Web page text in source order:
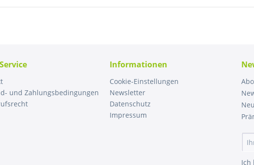
und Zahlungsbedingungen
Informationen
Cookie-Einstellungen
Newsletter
Datenschutz
Impressum
Ich